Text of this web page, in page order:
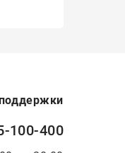
100-400